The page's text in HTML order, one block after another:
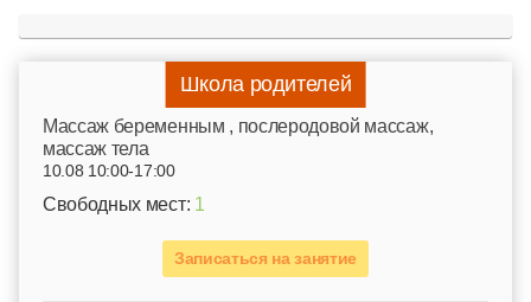
Школа родителей
Mассаж беременным , послеродовой массаж,
массаж тела
10.08 10:00-17:00
Свободных мест: 1
Записаться на занятие